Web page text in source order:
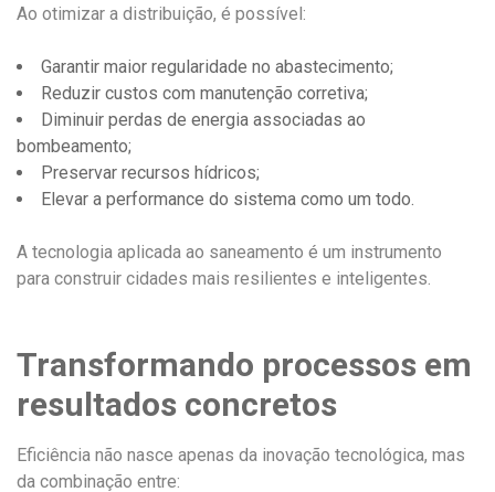
Ao otimizar a distribuição, é possível:
Garantir maior regularidade no abastecimento;
Reduzir custos com manutenção corretiva;
Diminuir perdas de energia associadas ao
bombeamento;
Preservar recursos hídricos;
Elevar a performance do sistema como um todo.
A tecnologia aplicada ao saneamento é um instrumento
para construir cidades mais resilientes e inteligentes.
Transformando processos em
resultados concretos
Eficiência não nasce apenas da inovação tecnológica, mas
da combinação entre: